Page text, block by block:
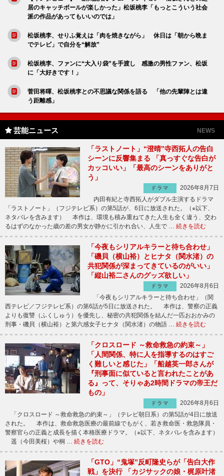
居のキャッチボールが楽しかった」松坂桃李「もっとこういう社会
派の作品があってもいいのでは」
松坂桃李、せりふ覚えは「肉を焼きながら」 休日は「朝から晩ま
でテレビ」で自分を“解放”
松坂桃李、ファンに“大入り袋”を手渡し 感激の男性ファン、松坂
に「大好きです！」
菅田将暉、松坂桃李との不思議な関係を語る 「他の先輩陣とは違
う距離感」
芸能ニュース NEWS
「ラストノート」“澄晴”寺西拓人の告白
シーンに反響集まる 「真っすぐな告白が
カッコいい」「最高のシーンをありがと
う」
ドラマ
2026年8月7日
内田有紀と寺西拓人がダブル主演するドラマ
「ラストノート」（フジテレビ系）の第5話が、6日に放送された。（※以下、
ネタバレを含みます） 本作は、環境も積み重ねてきた人生も全く違う、交わ
るはずのなかった歳の差の男女が静かに引かれ合い、人生で … 続きを読む
「今夜もシリアルキラーと待ち合わせ」
「磯貝（横山裕）とヒナタ（関水渚）の
共犯関係が深まってきているのがいい」
「縦山裕二さんのグッズ欲しい」
ドラマ
2026年8月6日
「今夜もシリアルキラーと待ち合わせ」（関
西テレビ／フジテレビ系）の第6話が5日に放送された。 本作は、警察の正義
よりも復讐（ふくしゅう）を優先し、秘密の共犯関係を結んだ一匹おおかみの
刑事・磯貝（横山裕）と第六感女子ヒナタ（関水渚）の物語 … 続きを読む
「クロスロード ～救命救急の約束～」
「人間関係、特に人を指導するのはすご
く難しいと感じた」「船越英一郎さんが
『刑事面に似ていると言われたことがあ
る』って、そりゃあ2時間ドラマの帝王だ
もの」
ドラマ
2026年8月6日
「クロスロード ～救命救急の約束～」（テレビ朝日系）の第5話が4日に放送
された。 本作は、救命救急医療の最前線でもがく、若き救命医・救急隊員・
警察官らの正義と成長を描く本格医療ドラマ。（※以下、ネタバレを含みます）
遥（今田美桜）や桐 … 続きを読む
「GTO」“鬼塚”反町隆史らが「告白大作
戦」を決行 「カジサックの娘・梶原叶渚